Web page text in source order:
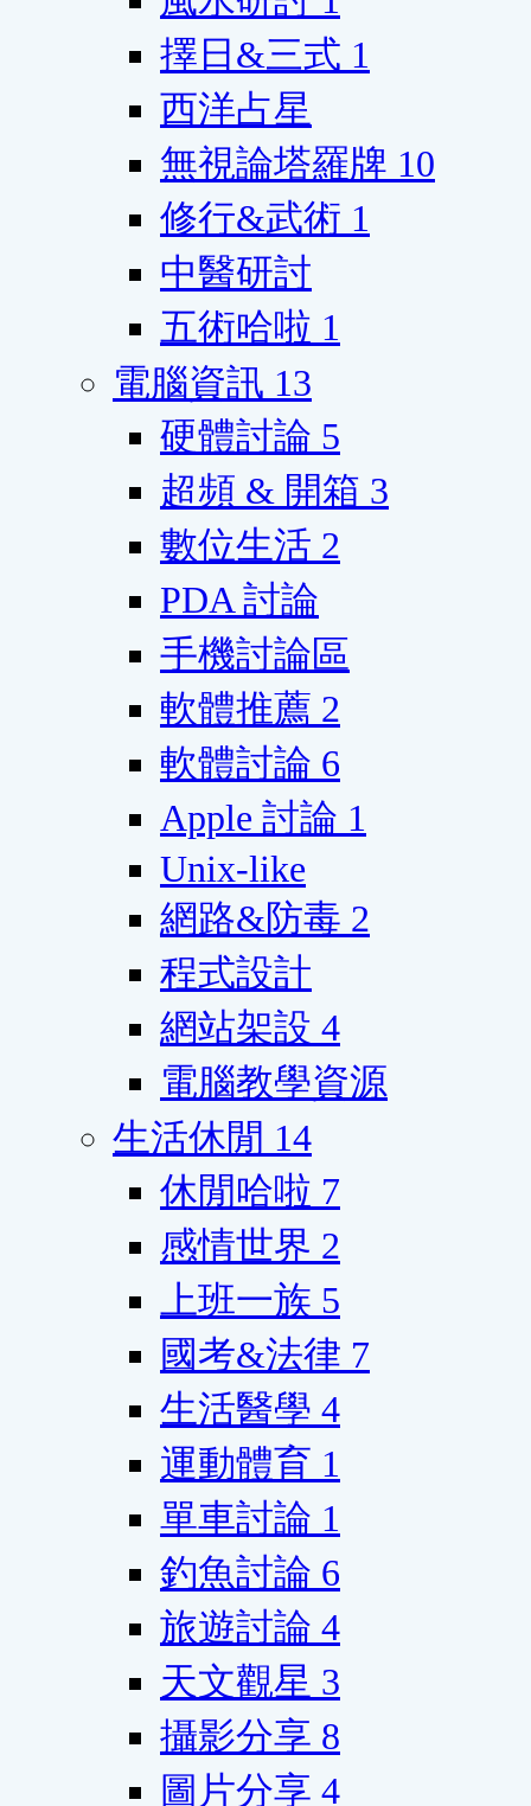
擇日&三式 1
西洋占星
無視論塔羅牌 10
修行&武術 1
中醫研討
五術哈啦 1
電腦資訊 13
硬體討論 5
超頻 & 開箱 3
數位生活 2
PDA 討論
手機討論區
軟體推薦 2
軟體討論 6
Apple 討論 1
Unix-like
網路&防毒 2
程式設計
網站架設 4
電腦教學資源
生活休閒 14
休閒哈啦 7
感情世界 2
上班一族 5
國考&法律 7
生活醫學 4
運動體育 1
單車討論 1
釣魚討論 6
旅遊討論 4
天文觀星 3
攝影分享 8
圖片分享 4